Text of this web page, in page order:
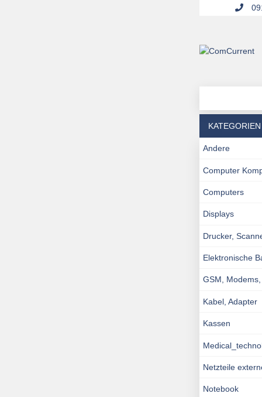
KATEGORIEN
Andere
Computer
Computers
Displays
Drucker,
Elektronische
GSM,
Kabel, Adapter
Kassen
Netzteile
Notebook